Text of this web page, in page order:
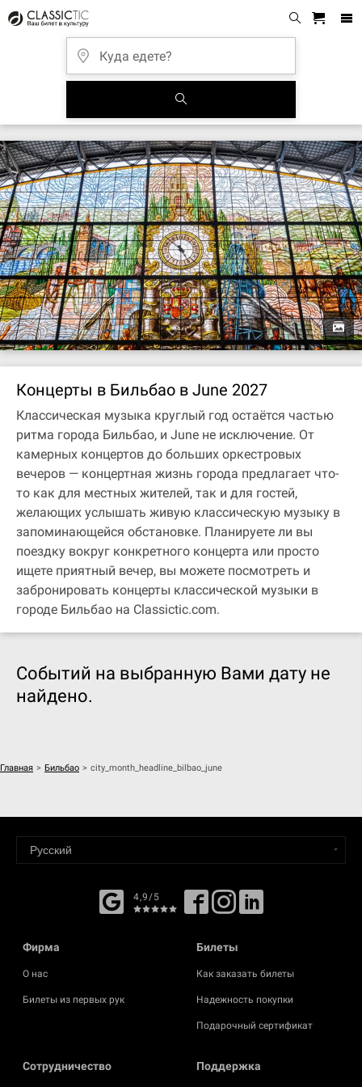
Концерты в Бильбао в June 2027
Классическая музыка круглый год остаётся частью
ритма города Бильбао, и June не исключение. От
камерных концертов до больших оркестровых
вечеров — концертная жизнь города предлагает что-
то как для местных жителей, так и для гостей,
желающих услышать живую классическую музыку в
запоминающейся обстановке. Планируете ли вы
поездку вокруг конкретного концерта или просто
ищете приятный вечер, вы можете посмотреть и
забронировать концерты классической музыки в
городе Бильбао на Classictic.com.
Событий на выбранную Вами дату не
найдено.
Главная > Бильбао > city_month_headline_bilbao_june
4,9/5
Фирма
О нас
Билеты из первых рук
Билеты
Как заказать билеты
Надежность покупки
Подарочный сертификат
Cотрудничество Поддержка